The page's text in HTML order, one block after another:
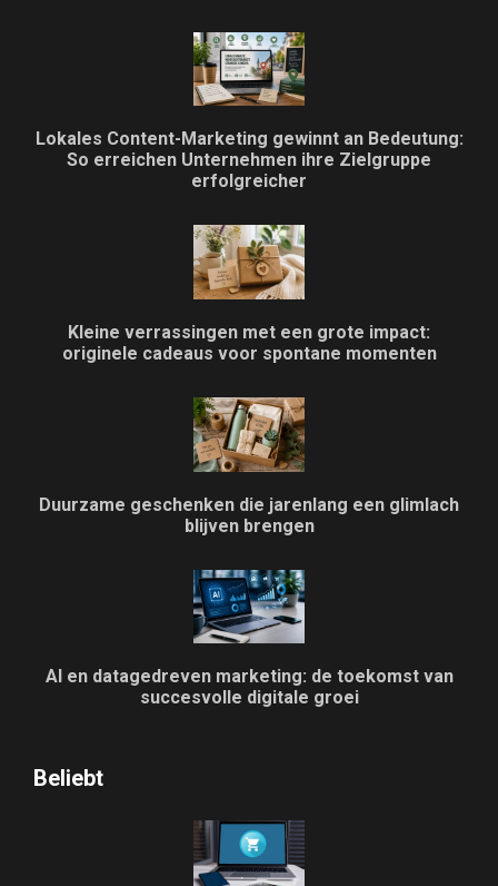
Lokales Content-Marketing gewinnt an Bedeutung:
So erreichen Unternehmen ihre Zielgruppe
erfolgreicher
Kleine verrassingen met een grote impact:
originele cadeaus voor spontane momenten
Duurzame geschenken die jarenlang een glimlach
blijven brengen
AI en datagedreven marketing: de toekomst van
succesvolle digitale groei
Beliebt